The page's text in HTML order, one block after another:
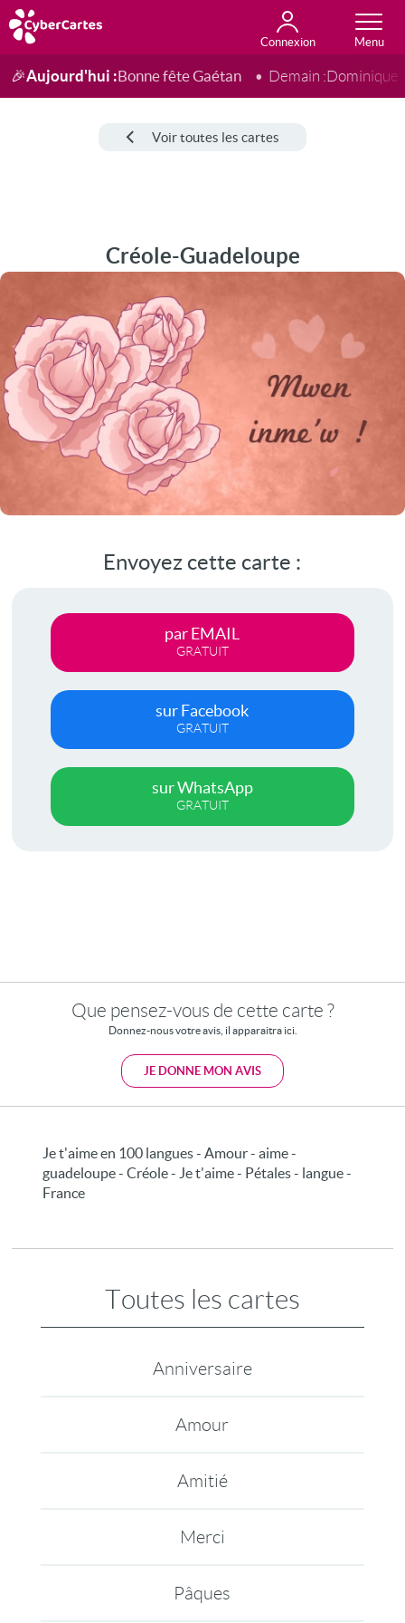
Connexion
Anniversaire
Fête du jour
Amour
Amitié
Merci
Toutes les cartes
🎉Aujourd'hui :Bonne fête Gaétan Demain :Dominique
Voir toutes les cartes
Créole-Guadeloupe
Envoyez cette carte :
par EMAIL
GRATUIT
sur Facebook
GRATUIT
sur WhatsApp
GRATUIT
Que pensez-vous de cette carte ?
Donnez-nous votre avis, il apparaitra ici.
JE DONNE MON AVIS
Je t'aime en 100 langues - Amour - aime -
guadeloupe - Créole - Je t'aime - Pétales - langue -
France
Toutes les cartes
Anniversaire
Amour
Amitié
Merci
Pâques